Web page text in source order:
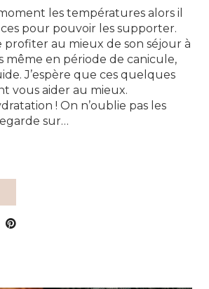
les températures alors il
pour pouvoir les supporter.
profiter au mieux de son séjour à
même en période de canicule,
J’espère que ces quelques
vous aider au mieux.
! On n’oublie pas les
sur…